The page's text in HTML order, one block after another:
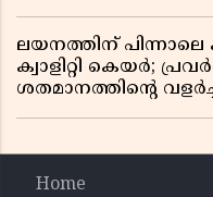
ലയനത്തിന്
ക്വാളിറ്റി കെയർ;
ശതമാനത്തിൻ്റെ
Home